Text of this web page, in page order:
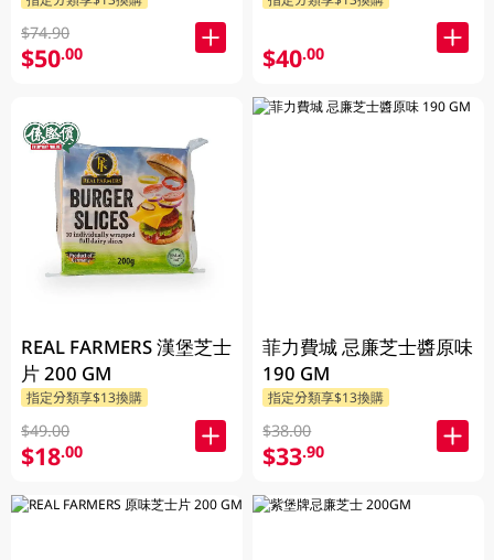
$74.90
$50.00
REAL FARMERS 漢堡芝士
片 200 GM
指定分類享$13換購
$49.00
$18.00
$40.00
菲力費城 忌廉芝士醬原味
190 GM
指定分類享$13換購
$38.00
$33.90